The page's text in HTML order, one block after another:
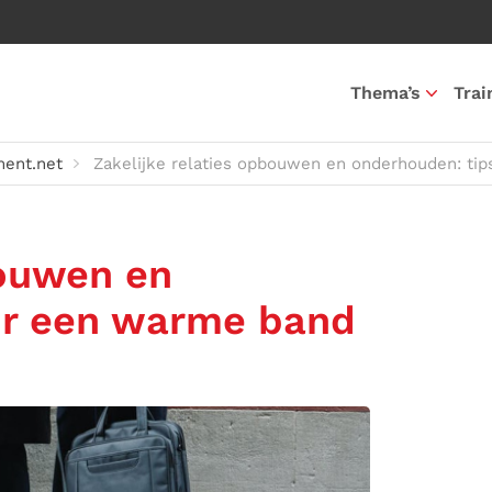
Thema’s
Zakelijke relaties opbouwen en onderhouden:
en
een warme band